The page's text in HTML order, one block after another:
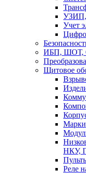
УЗИП,
Учет
ИБП, ШОТ,
Щитовое
НКУ,
Реле